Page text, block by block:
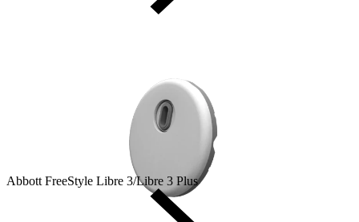
Abbott FreeStyle Libre 3/Libre 3 Plus